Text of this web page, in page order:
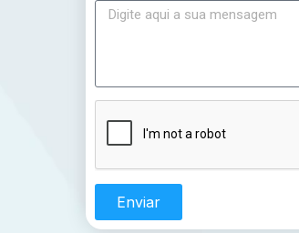
Enviar